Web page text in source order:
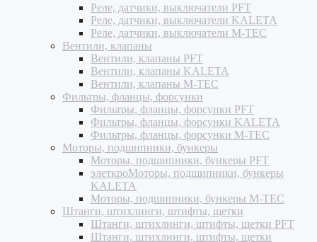
Реле, датчики, выключатели PFT
Реле, датчики, выключатели KALETA
Реле, датчики, выключатели M-TEC
Вентили, клапаны
Вентили, клапаны PFT
Вентили, клапаны KALETA
Вентили, клапаны M-TEC
Фильтры, фланцы, форсунки
Фильтры, фланцы, форсунки PFT
Фильтры, фланцы, форсунки KALETA
Фильтры, фланцы, форсунки M-TEC
Моторы, подшипники, бункеры
Моторы, подшипники, бункеры PFT
элеткроМоторы, подшипники, бункеры
KALETA
Моторы, подшипники, бункеры M-TEC
Штанги, штихлинги, штифты, щетки
Штанги, штихлинги, штифты, щетки PFT
Штанги, штихлинги, штифты, щетки